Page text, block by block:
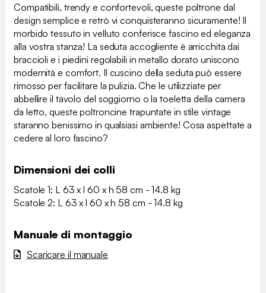
Compatibili, trendy e confortevoli, queste poltrone dal
design semplice e retrò vi conquisteranno sicuramente! Il
morbido tessuto in velluto conferisce fascino ed eleganza
alla vostra stanza! La seduta accogliente è arricchita dai
braccioli e i piedini regolabili in metallo dorato uniscono
modernità e comfort. Il cuscino della seduta può essere
rimosso per facilitare la pulizia. Che le utilizziate per
abbellire il tavolo del soggiorno o la toeletta della camera
da letto, queste poltroncine trapuntate in stile vintage
staranno benissimo in qualsiasi ambiente! Cosa aspettate a
cedere al loro fascino?
Dimensioni dei colli
Scatole 1: L 63 x l 60 x h 58 cm - 14.8 kg
Scatole 2: L 63 x l 60 x h 58 cm - 14.8 kg
Manuale di montaggio
Scaricare il manuale